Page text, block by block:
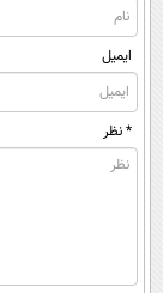
ایمیل
* نظر